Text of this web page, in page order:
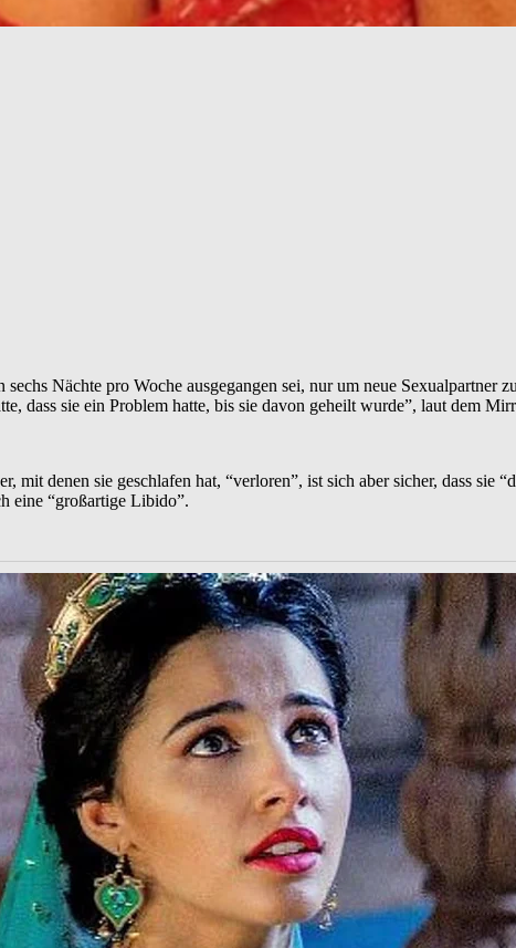
Nächte pro Woche ausgegangen sei, nur um neue Sexualpartner
dass sie ein Problem hatte, bis sie davon geheilt wurde”, laut dem
denen sie geschlafen hat, “verloren”, ist sich aber sicher, dass sie
eine “großartige Libido”.